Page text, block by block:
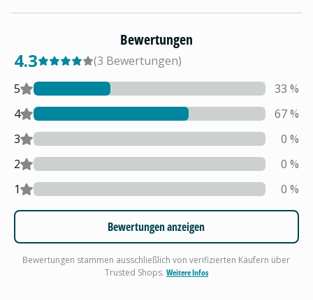
Bewertungen
4.3 (3 Bewertungen)
5
33 %
4
67%
3
0 %
2
0 %
1
0 %
Bewertungen anzeigen
Bewertungen stammen ausschließlich von verifizierten Käufern über
Trusted Shops. Weitere Infos